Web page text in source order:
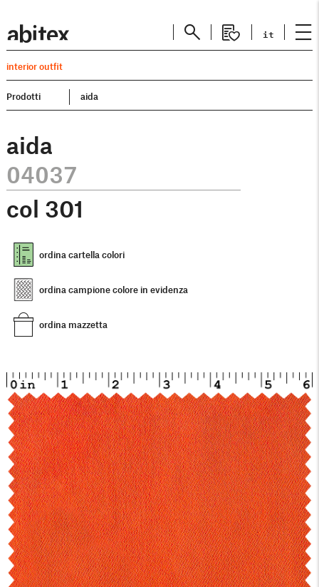
it
interior outfit
Prodotti aida
aida
04037
col 301
ordina cartella colori
ordina campione colore in evidenza
ordina mazzetta